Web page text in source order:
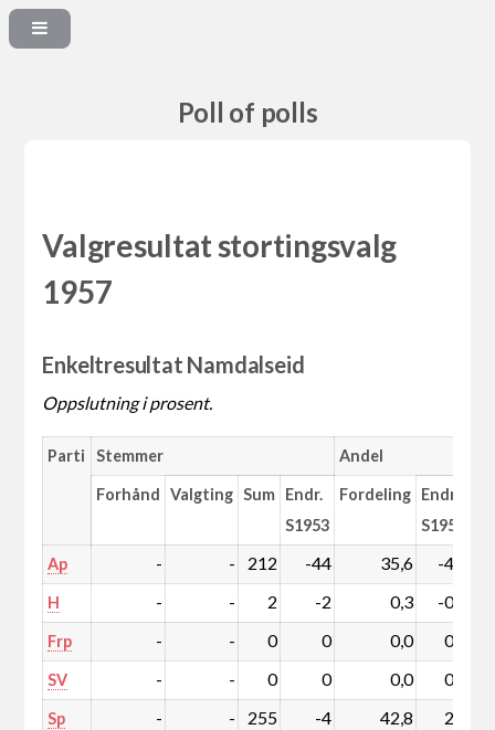
Poll of polls
Valgresultat stortingsvalg
1957
Enkeltresultat Namdalseid
Oppslutning i prosent.
Parti Stemmer Andel
Forhånd Valgting Sum Endr.
S1953
Fordeling Endr.
S1953
Ap - - 212 -44 35,6 -4,6
H - - 2 -2 0,3 -0,3
Frp - - 0 0 0,0 0,0
SV - - 0 0 0,0 0,0
Sp - - 255 -4 42,8 2,2